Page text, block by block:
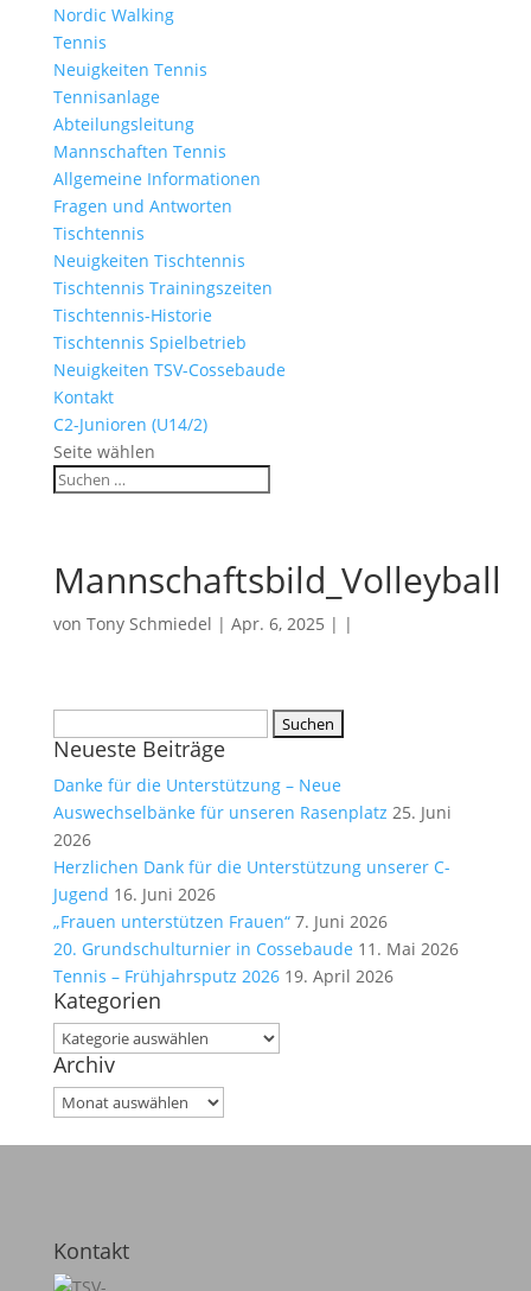
Nordic Walking
Tennis
Neuigkeiten Tennis
Tennisanlage
Abteilungsleitung
Mannschaften Tennis
Allgemeine Informationen
Fragen und Antworten
Tischtennis
Neuigkeiten Tischtennis
Tischtennis Trainingszeiten
Tischtennis-Historie
Tischtennis Spielbetrieb
Neuigkeiten TSV-Cossebaude
Kontakt
C2-Junioren (U14/2)
Seite wählen
Mannschaftsbild_Volleyball
von Tony Schmiedel | Apr. 6, 2025 | |
nach:
Neueste Beiträge
Danke für die Unterstützung – Neue
Auswechselbänke für unseren Rasenplatz 25. Juni
2026
Herzlichen Dank für die Unterstützung unserer C-
Jugend 16. Juni 2026
„Frauen unterstützen Frauen“ 7. Juni 2026
20. Grundschulturnier in Cossebaude 11. Mai 2026
Tennis – Frühjahrsputz 2026 19. April 2026
Kategorien
Kategorien
Archiv
Archiv
Kontakt